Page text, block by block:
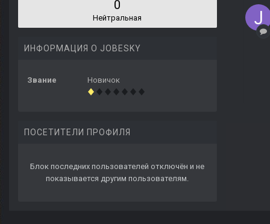
0
Нейтральная
ИНФОРМАЦИЯ О JOBESKY
Звание Новичок
ПОСЕТИТЕЛИ ПРОФИЛЯ
Блок последних пользователей отключён и не
показывается другим пользователям.